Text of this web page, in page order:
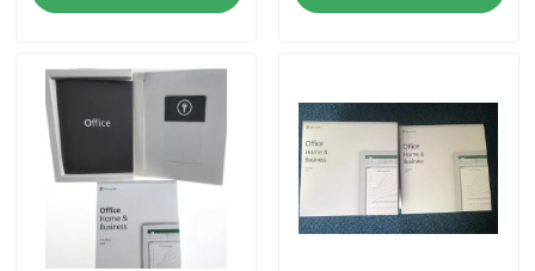
video's
Ongeveer ons